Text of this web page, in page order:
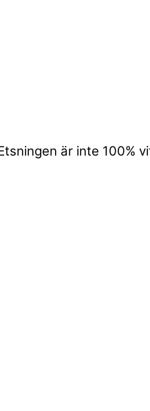
är inte 100%